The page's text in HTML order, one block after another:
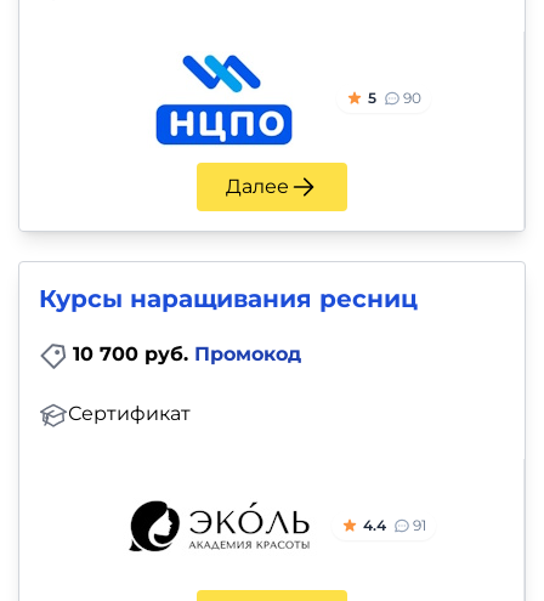
5 90
Далее
Курсы наращивания ресниц
10 700 руб. Промокод
Сертификат
4.4 91
здоровье,
фитнес
Психология
саморазвитие
Прочее
Репетиторы
Тесты
профориентацию